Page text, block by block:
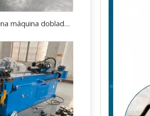
¿Por qué necesitamos una máquina dobladora de tubos?